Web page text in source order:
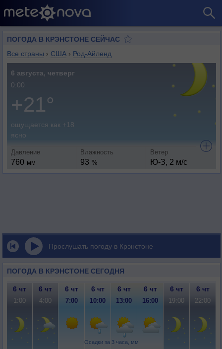
ПОГОДА В КРЭНСТОНЕ СЕЙЧАС
Все страны › США › Род-Айленд
6 августа, четверг
0:00
+21°
ощущается как +18
ясно
Давление
760 мм
Влажность
93 %
Ветер
Ю-З, 2 м/с
Прослушать погоду в Крэнстоне
ПОГОДА В КРЭНСТОНЕ СЕГОДНЯ
Осадки за 3 часа, мм
6 чт 6 чт 6 чт 6 чт 6 чт 6 чт 6 чт 6 чт
1:00 4:00 7:00 10:00 13:00 16:00 19:00 22:00